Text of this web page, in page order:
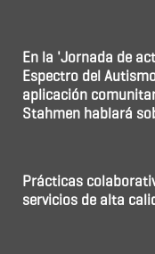
En la 'Jornada de
Espectro del
aplicación
Stahmen hablará
Prácticas
servicios de alta